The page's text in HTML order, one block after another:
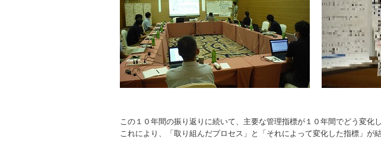
この１０年間の振り返りに続いて、主要な管理指標が１０年間でどう変化
これにより、「取り組んだプロセス」と「それによって変化した指標」が